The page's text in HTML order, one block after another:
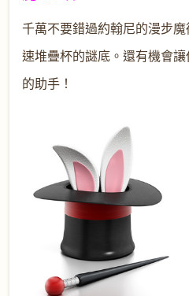
千萬不要錯過約翰尼的漫步
速堆疊杯的謎底。還有機會
的助手！